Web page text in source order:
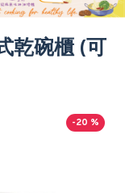
乾碗櫃 (可
-20 %